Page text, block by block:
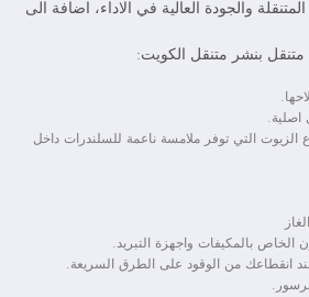
والجودة العالية في الاداء، اضافة الى
متنقل بنشر متنقل الكويت:
اصلية.
الزيوت التي توفر ملامسة ناعمة للسلندرات داخل
الخاص بالمكيفات واجهزة التبريد.
انقطاعك من الوقود على الطرق السريعة.